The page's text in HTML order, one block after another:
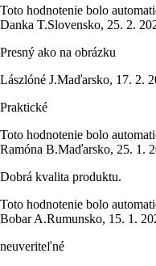
Toto hodnotenie bolo
Danka T.Slovensko, 25. 2.
Presný ako na obrázku
Lászlóné J.Maďarsko, 17. 2.
Praktické
Toto hodnotenie bolo
Ramóna B.Maďarsko, 25. 1.
Dobrá kvalita produktu.
Toto hodnotenie bolo
Bobar A.Rumunsko, 15. 1.
neuveriteľné